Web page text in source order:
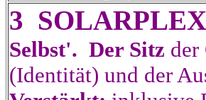
3
Selbst'. Der Sitz der
(Identität) und der